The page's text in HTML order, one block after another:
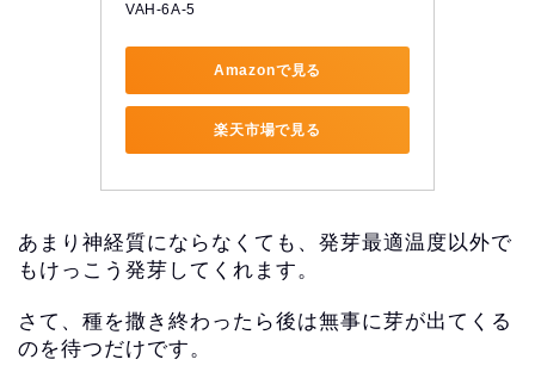
VAH-6A-5
Amazonで見る
楽天市場で見る
あまり神経質にならなくても、 発芽最適温度以外で
もけっこう発芽してくれます。
さて、 種を撒き終わったら後は無事に芽が出てくる
のを待つだけです。